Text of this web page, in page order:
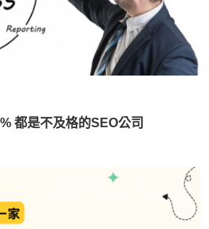
都是不及格的SEO公司